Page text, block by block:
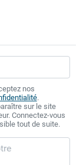
nos
.
sur le site
Connectez-vous
tout de suite.